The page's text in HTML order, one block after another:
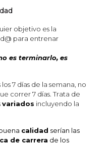
objetivo es la
para entrenar
es terminarlo, es
7 días de la semana, no
correr 7 días. Trata de
variados incluyendo la
calidad serían las
de carrera de los